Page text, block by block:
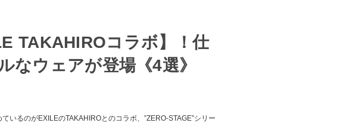
TAKAHIROコラボ】！仕
なウェアが登場《4選》
いるのがEXILEのTAKAHIROとのコラボ、”ZERO-STAGE”シリー